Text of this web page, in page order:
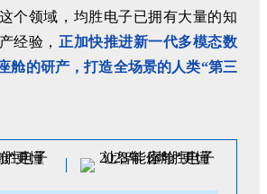
个领域，均胜电子已拥有大量的知
经验， 正加快推进新一代多模态数
舱的研产，打造全场景的人类“第三